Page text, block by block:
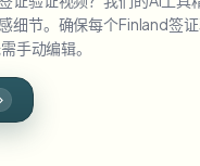
细节。确保每个Finland签
手动编辑。